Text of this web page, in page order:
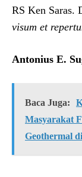
RS Ken Saras.
visum et
Antonius E.
Baca Juga:
Masyarakat
Geothermal